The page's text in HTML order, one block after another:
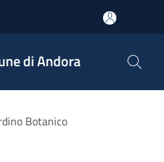
di Andora
Botanico